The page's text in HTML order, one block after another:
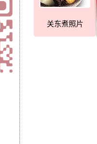
关东煮照片